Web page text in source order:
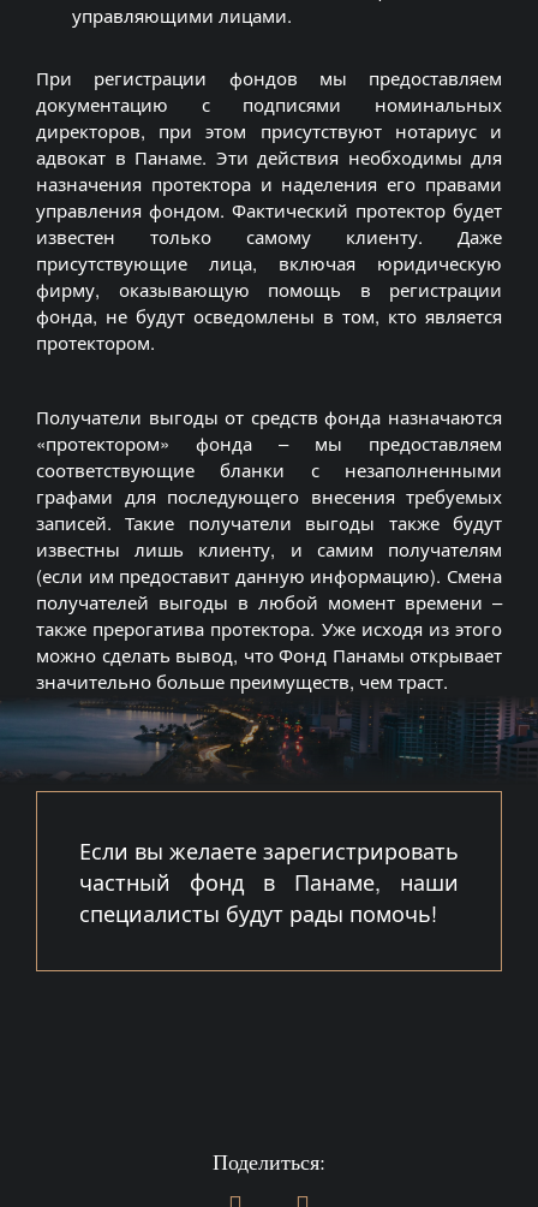
управляющими лицами.
При регистрации фондов мы предоставляем
документацию с подписями номинальных
директоров, при этом присутствуют нотариус и
адвокат в Панаме. Эти действия необходимы для
назначения протектора и наделения его правами
управления фондом. Фактический протектор будет
известен только самому клиенту. Даже
присутствующие лица, включая юридическую
фирму, оказывающую помощь в регистрации
фонда, не будут осведомлены в том, кто является
протектором.
Получатели выгоды от средств фонда назначаются
«протектором» фонда – мы предоставляем
соответствующие бланки с незаполненными
графами для последующего внесения требуемых
записей. Такие получатели выгоды также будут
известны лишь клиенту, и самим получателям
(если им предоставит данную информацию). Смена
получателей выгоды в любой момент времени –
также прерогатива протектора. Уже исходя из этого
можно сделать вывод, что Фонд Панамы открывает
значительно больше преимуществ, чем траст.
Если вы желаете зарегистрировать
частный фонд в Панаме, наши
специалисты будут рады помочь!
Поделиться: